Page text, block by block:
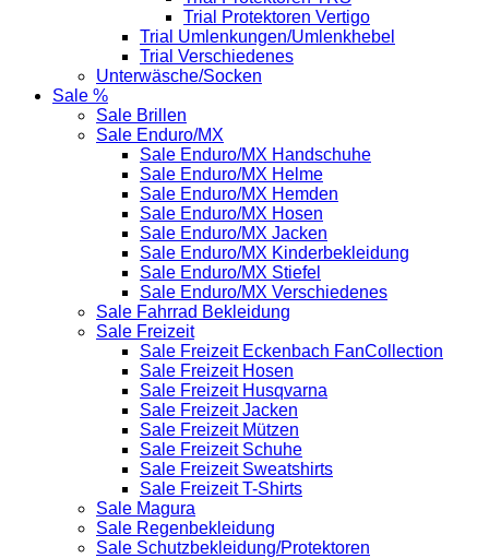
Trial Protektoren Vertigo
Trial Umlenkungen/Umlenkhebel
Trial Verschiedenes
Unterwäsche/Socken
Sale %
Sale Brillen
Sale Enduro/MX
Sale Enduro/MX Handschuhe
Sale Enduro/MX Helme
Sale Enduro/MX Hemden
Sale Enduro/MX Hosen
Sale Enduro/MX Jacken
Sale Enduro/MX Kinderbekleidung
Sale Enduro/MX Stiefel
Sale Enduro/MX Verschiedenes
Sale Fahrrad Bekleidung
Sale Freizeit
Sale Freizeit Eckenbach FanCollection
Sale Freizeit Hosen
Sale Freizeit Husqvarna
Sale Freizeit Jacken
Sale Freizeit Mützen
Sale Freizeit Schuhe
Sale Freizeit Sweatshirts
Sale Freizeit T-Shirts
Sale Magura
Sale Regenbekleidung
Sale Schutzbekleidung/Protektoren